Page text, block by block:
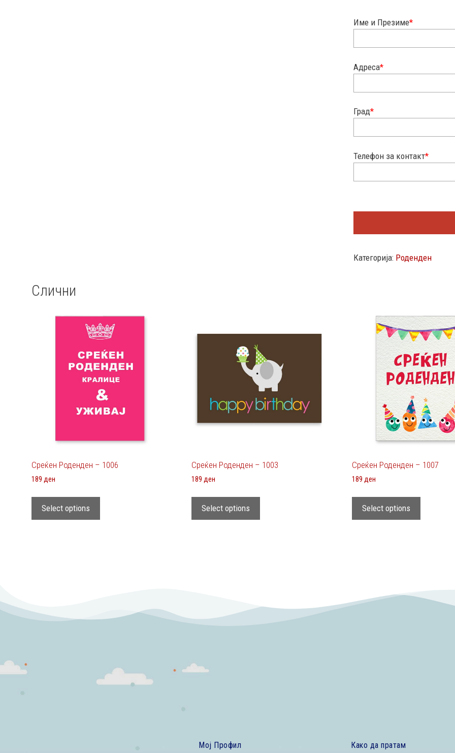
Име и Презиме*
Адреса*
Град*
Телефон за контакт*
Категорија: Роденден
Слични
Среќен Роденден – 1006
189 ден
Select options
Среќен Роденден – 1003
189ден
Select options
Среќен Роденден – 1007
189 ден
Select options
Мој Профил Како да пратам